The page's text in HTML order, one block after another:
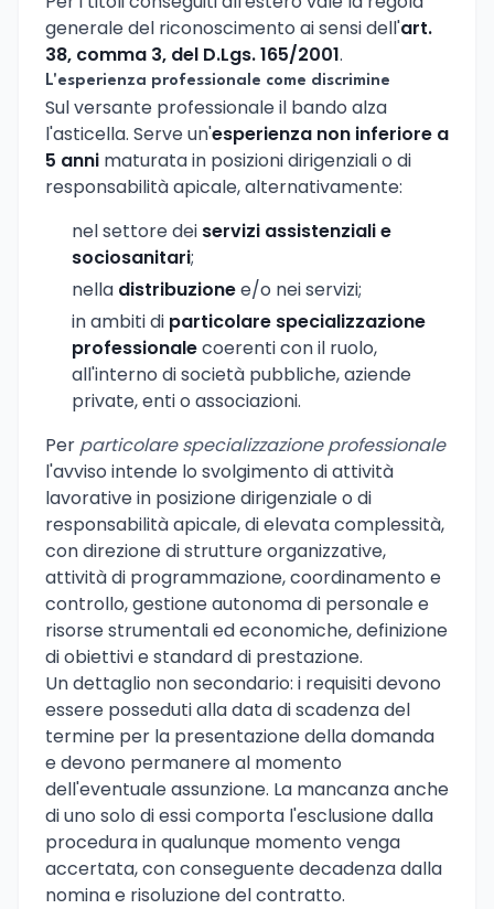
generale del riconoscimento ai sensi dell'art.
38, comma 3, del D.Lgs. 165/2001.
L'esperienza professionale come discrimine
Sul versante professionale il bando alza
l'asticella. Serve un'esperienza non inferiore a
5 anni maturata in posizioni dirigenziali o di
responsabilità apicale, alternativamente:
nel settore dei servizi assistenziali e
sociosanitari;
nella distribuzionee/o nei servizi;
in ambiti di particolare specializzazione
professionalecoerenti con il ruolo,
all'interno di società pubbliche, aziende
private, enti o associazioni.
Per particolare specializzazione professionale
l'avviso intende lo svolgimento di attività
lavorative in posizione dirigenziale o di
responsabilità apicale, di elevata complessità,
con direzione di strutture organizzative,
attività di programmazione, coordinamento e
controllo, gestione autonoma di personale e
risorse strumentali ed economiche, definizione
di obiettivi e standard di prestazione.
Un dettaglio non secondario: i requisiti devono
essere posseduti alla data di scadenza del
termine per la presentazione della domanda
e devono permanere al momento
dell'eventuale assunzione. La mancanza anche
di uno solo di essi comporta l'esclusione dalla
procedura in qualunque momento venga
accertata, con conseguente decadenza dalla
nomina e risoluzione del contratto.